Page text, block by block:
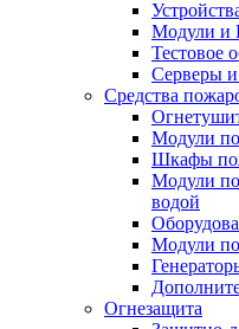
Модули и
Тестовое
Серверы
Средства
Модули
Шкафы
Модули
водой
Модули
Огнезащита